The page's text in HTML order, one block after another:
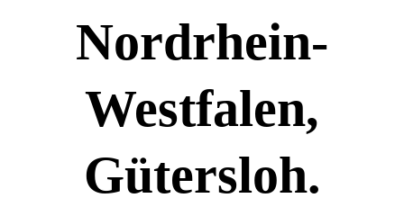
Nordrhein-
Westfalen,
Gütersloh.